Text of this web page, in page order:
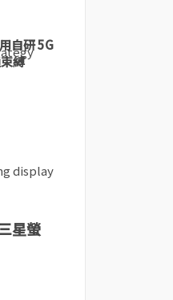
自研 5G
縛
星螢